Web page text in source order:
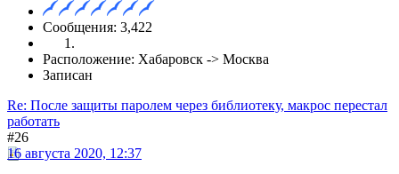
Сообщения: 3,422
Расположение: Хабаровск -> Москва
Записан
Re: После защиты паролем через библиотеку, макрос перестал
работать
#26
16 августа 2020, 12:37